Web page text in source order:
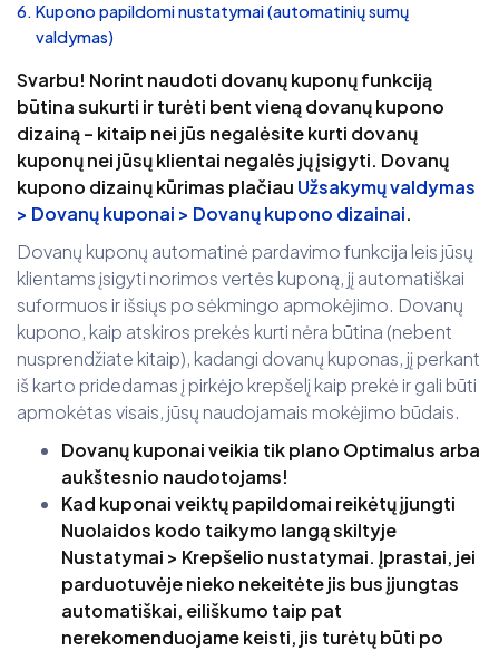
Kupono papildomi nustatymai (automatinių sumų
valdymas)
Svarbu! Norint naudoti dovanų kuponų funkciją
būtina sukurti ir turėti bent vieną dovanų kupono
dizainą – kitaip nei jūs negalėsite kurti dovanų
kuponų nei jūsų klientai negalės jų įsigyti. Dovanų
kupono dizainų kūrimas plačiau Užsakymų valdymas
> Dovanų kuponai > Dovanų kupono dizainai.
Dovanų kuponų automatinė pardavimo funkcija leis jūsų
klientams įsigyti norimos vertės kuponą, jį automatiškai
suformuos ir išsiųs po sėkmingo apmokėjimo. Dovanų
kupono, kaip atskiros prekės kurti nėra būtina (nebent
nusprendžiate kitaip), kadangi dovanų kuponas, jį perkant
iš karto pridedamas į pirkėjo krepšelį kaip prekė ir gali būti
apmokėtas visais, jūsų naudojamais mokėjimo būdais.
Dovanų kuponai veikia tik plano Optimalus arba
aukštesnio naudotojams!
Kad kuponai veiktų papildomai reikėtų įjungti
Nuolaidos kodo taikymo langą skiltyje
Nustatymai > Krepšelio nustatymai. Įprastai, jei
parduotuvėje nieko nekeitėte jis bus įjungtas
automatiškai, eiliškumo taip pat
nerekomenduojame keisti, jis turėtų būti po